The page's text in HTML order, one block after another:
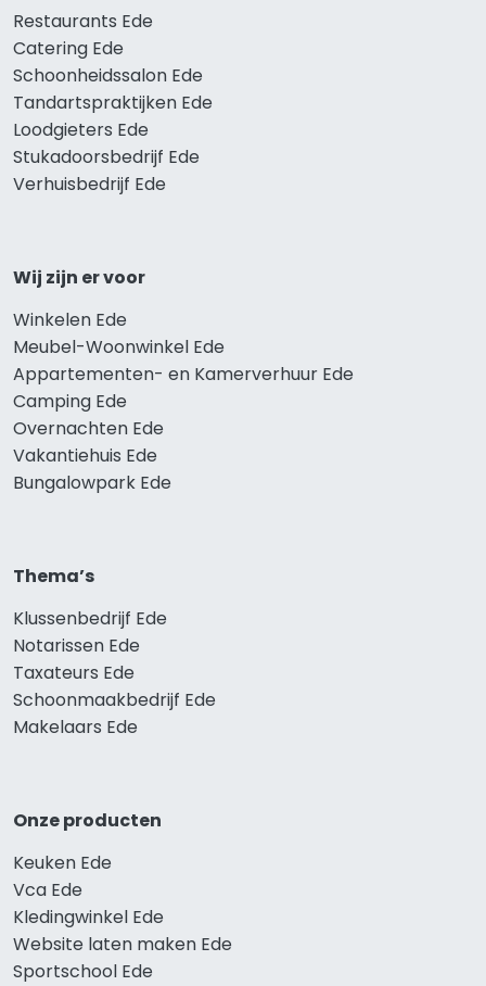
Restaurants Ede
Catering Ede
Schoonheidssalon Ede
Tandartspraktijken Ede
Loodgieters Ede
Stukadoorsbedrijf Ede
Verhuisbedrijf Ede
Wij zijn er voor
Winkelen Ede
Meubel-Woonwinkel Ede
Appartementen- en Kamerverhuur Ede
Camping Ede
Overnachten Ede
Vakantiehuis Ede
Bungalowpark Ede
Thema’s
Klussenbedrijf Ede
Notarissen Ede
Taxateurs Ede
Schoonmaakbedrijf Ede
Makelaars Ede
Onze producten
Keuken Ede
Vca Ede
Kledingwinkel Ede
Website laten maken Ede
Sportschool Ede